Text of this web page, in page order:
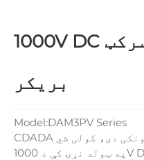
1000V DC مولډ شوی قضیه سرکټ
بریکر
Model:DAM3PV Series
CDADA په چین کې د باور وړ تولید کونکی دی، کولی شي
په ټوله نړۍ کې د 1000V DC مولډ شوي قضیې سرکټ بریکر